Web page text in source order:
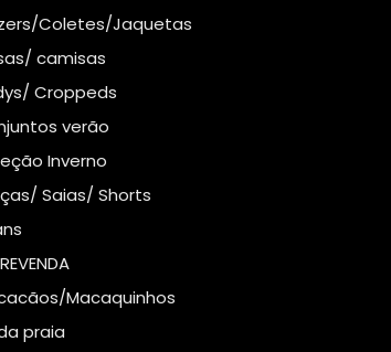
Coletes/Jaquetas
camisas
Croppeds
verão
Inverno
Saias/ Shorts
Macaquinhos
praia